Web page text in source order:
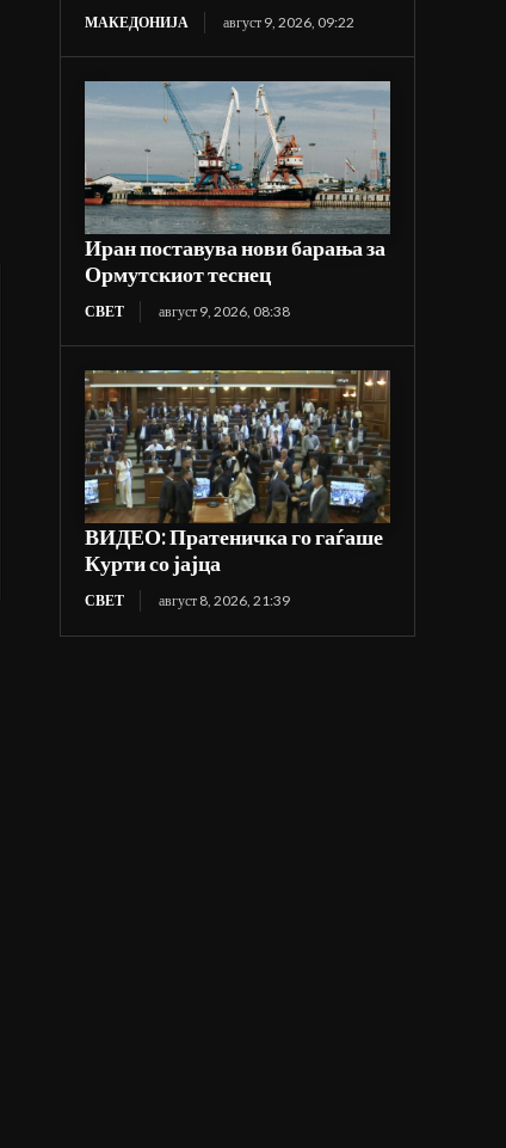
МАКЕДОНИЈА август 9, 2026, 09:22
Иран поставува нови барања за
Ормутскиот теснец
СВЕТ август 9, 2026, 08:38
ВИДЕО: Пратеничка го гаѓаше
Курти со јајца
СВЕТ август 8, 2026, 21:39